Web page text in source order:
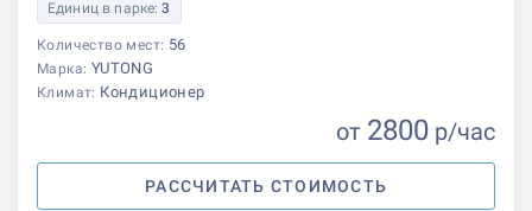
Единиц в парке:3
Количество мест: 56
Марка: YUTONG
Климат: Кондиционер
от 2800 р/час
РАССЧИТАТЬ СТОИМОСТЬ